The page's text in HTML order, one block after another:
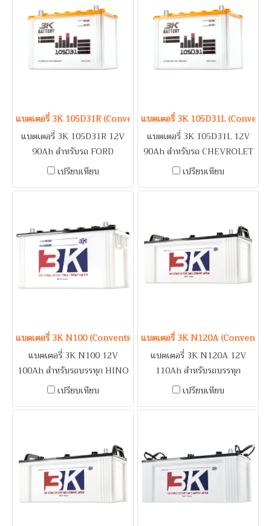
RIDER 3.0, TIGER 3.0 / รถ
บรรทุก / เครื่องปั่นไฟ
(Generator) / ระบบดับเพลิง
อาคาร (Fire Pump)
(Generator) / ระบบดับเพลิง
อาคาร (Fire Pump)
แบตเตอรี่ 3K 105D31R (Conventional Type) 12V 90Ah
แบตเตอรี่ 3K 105D31R 12V
90Ah สำหรับรถ FORD
EVEREST, RANGER /
MITSUBISHI L200 STRADA /
NISSAN URVAN / TOYOTA
HIACE, SPORT RIDER 2.5,
TIGER 2.5 / รถบรรทุก / เครื่อง
ปั่นไฟ (Generator) / ระบบดับ
เปรียบเทียบ
แบตเตอรี่ 3K 105D31L
แบตเตอรี่ 3K 105D31L 12V
90Ah สำหรับรถ CHEVROLET
COLORADO 2.5, 2.8 / ISUZU
VIGO 2.5, 2.7 / รถบรรทุก /
เครื่องปั่นไฟ (Generator) /
ระบบดับเพลิงอาคาร (Fire
Pump)
เปรียบเทียบ
แบตเตอรี่ 3K N100 (Conventional Type) 12V 100Ah
แบตเตอรี่ 3K N100 12V
100Ah สำหรับรถบรรทุก HINO
/ ISUZU BUDDY, ELF /
เพลิงอาคาร (Fire Pump)
เปรียบเทียบ
แบตเตอรี่ 3K N120A
แบตเตอรี่ 3K N120A 12V
110Ah สำหรับรถบรรทุก
NISSAN CM200, CWA,
เปรียบเทียบ